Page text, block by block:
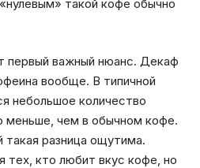
такой кофе обычно
первый важный нюанс. Декаф
вообще. В типичной
небольшое количество
меньше, чем в обычном кофе.
разница ощутима.
тех, кто любит вкус кофе, но